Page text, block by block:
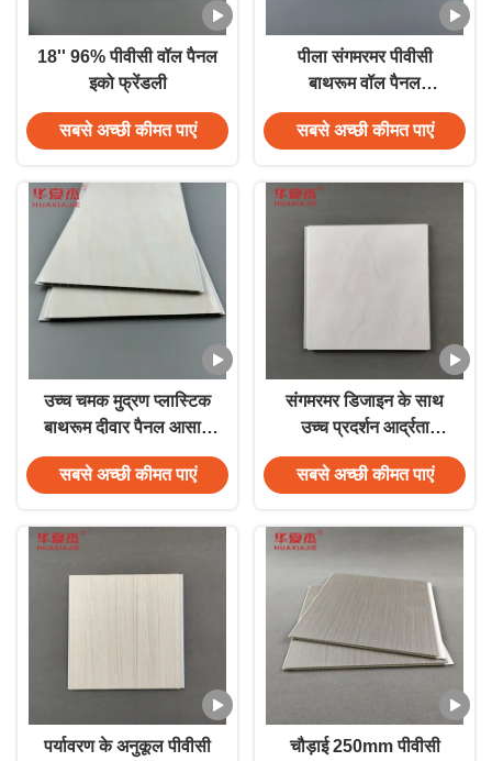
18'' 96% पीवीसी वॉल पैनल
इको फ्रेंडली
सबसे अच्छी कीमत पाएं
पीला संगमरमर पीवीसी
बाथरूम वॉल पैनल
250mmx8mm आसान
स्थापना सजावट
सबसे अच्छी कीमत पाएं
उच्च चमक मुद्रण प्लास्टिक
बाथरूम दीवार पैनल आसान
साफ टिकाऊ सामग्री भवन
सजावट
सबसे अच्छी कीमत पाएं
संगमरमर डिजाइन के साथ
उच्च प्रदर्शन आर्द्रता
प्रतिरोधी पीवीसी दीवार पैनल
सबसे अच्छी कीमत पाएं
पर्यावरण के अनुकूल पीवीसी
चौड़ाई 250mm पीवीसी